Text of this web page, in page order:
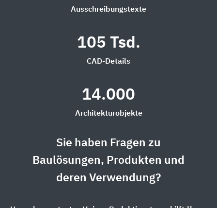
Ausschreibungstexte
105 Tsd.
CAD-Details
14.000
Architekturobjekte
Sie haben Fragen zu
Baulösungen, Produkten und
deren Verwendung?